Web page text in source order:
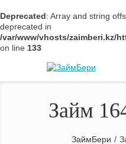
Deprecated: Array and string
deprecated in
/var/www/vhosts/zaimberi.kz/
on line 133
Займ
ЗаймБери /